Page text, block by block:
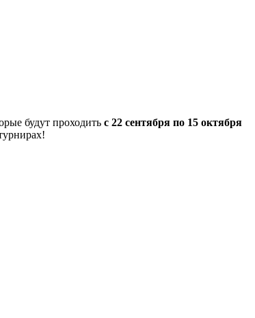
будут проходить с 22 сентября по 15 октября